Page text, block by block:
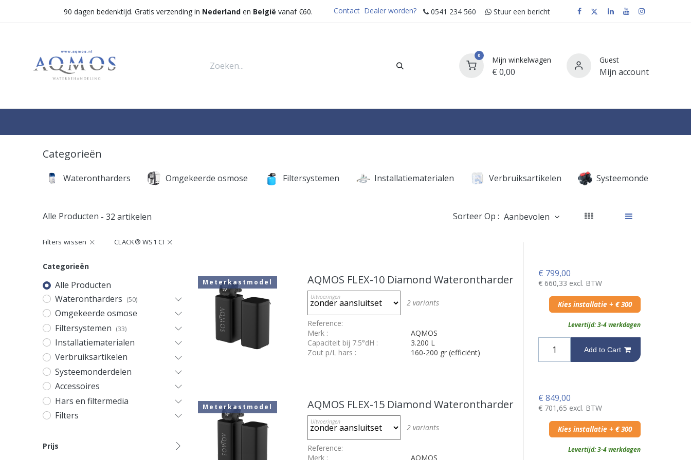
90 dagen bedenktijd. Gratis verzending in Nederlanden België vanaf €60. Contact Dealer worden? 0541 234 560 Stuur e​​​​en bericht
0 Mijn winkelwagen
€ 0,00
Guest
Mijn account
Categorieën
Waterontharders Omgekeerde osmose Filtersystemen Installatiematerialen Verbruiksartikelen Systeemonderdelen
Alle Producten - 32 artikelen Sorteer Op : Aanbevolen
Filters wissen CLACK® WS1 CI
Categorieën
Alle Producten
Waterontharders (50)
Omgekeerde osmose
Filtersystemen (33)
Installatiematerialen
Verbruiksartikelen
Systeemonderdelen
Accessoires
Hars en filtermedia
Filters
Prijs
Meterkastmodel AQMOS FLEX-10 Diamond Waterontharder
2 variants
Uitvoeringen
Reference:
Merk :
AQMOS
Capaciteit bij 7.5°dH :
3.200 L
Zout p/L hars : 160-200 gr (efficiënt)
€ 799,00
€ 660,33 excl. BTW
Kies installatie + € 300
Levertijd: 3-4 werkdagen
Add to Cart
Meterkastmodel AQMOS FLEX-15 Diamond Waterontharder
2 variants
Uitvoeringen
Reference:
Merk : AQMOS
€849,00
€ 701,65 excl. BTW
Kies installatie + € 300
Levertijd: 3-4 werkdagen